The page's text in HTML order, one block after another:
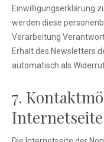
Einwilligungserklärung
werden diese
Verarbeitung
Erhalt des Newsletters
automatisch als
7.
Internetseite